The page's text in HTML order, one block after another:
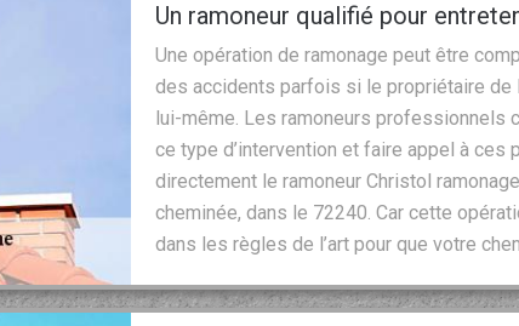
Un ramoneur qualifié pour
Une opération de ramonage peut être
des accidents parfois si le propriétaire de
lui-même. Les ramoneurs professionnels
ce type d’intervention et faire appel à
directement le ramoneur Christol
cheminée, dans le 72240. Car cette
dans les règles de l’art pour que votre